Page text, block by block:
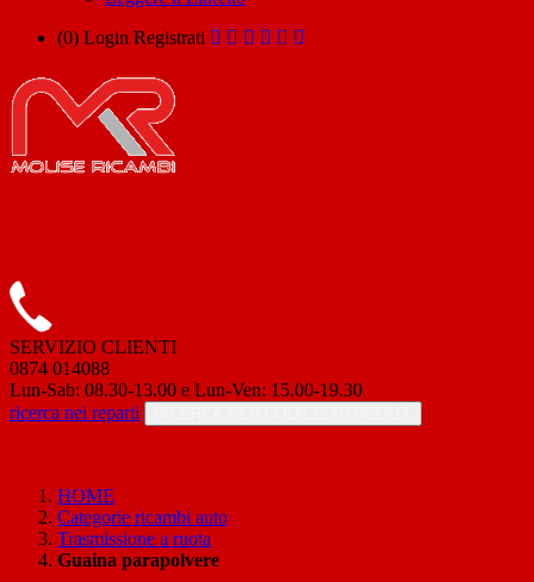
(0) Login Registrati
SERVIZIO CLIENTI
0874 014088
Lun-Sab: 08.30-13.00 e Lun-Ven: 15.00-19.30
ricerca nei reparti
HOME
Categorie ricambi auto
Trasmissione a ruota
Guaina parapolvere